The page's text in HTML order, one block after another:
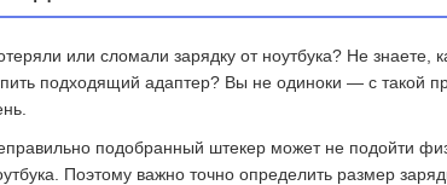
или сломали зарядку от ноутбука? Не знаете,
подходящий адаптер? Вы не одиноки — с такой
подобранный штекер может не подойти
Поэтому важно точно определить размер